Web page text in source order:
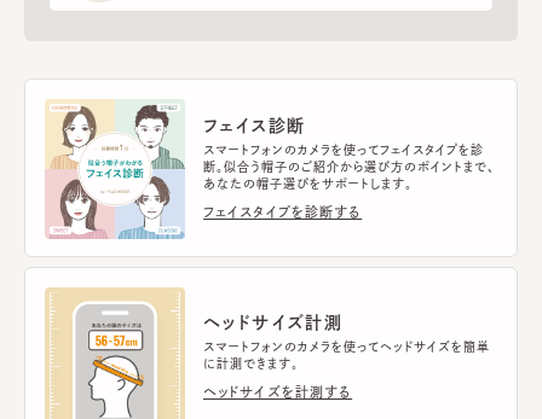
フェイス診断
スマートフォンのカメラを使ってフェイスタイプを診
断。似合う帽子のご紹介から選び方のポイントまで、
あなたの帽子選びをサポートします。
フェイスタイプを診断する
ヘッドサイズ計測
スマートフォンのカメラを使ってヘッドサイズを簡単
に計測できます。
ヘッドサイズを計測する